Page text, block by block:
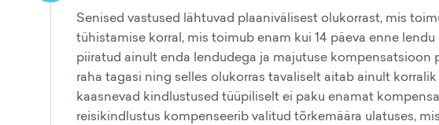
Senised vastused lähtuvad plaanivälisest olukorrast, mis
tühistamise korral, mis toimub enam kui 14 päeva enne
piiratud ainult enda lendudega ja majutuse kompensatsioon
raha tagasi ning selles olukorras tavaliselt aitab ainult
kaasnevad kindlustused tüüpiliselt ei paku enamat
reisikindlustus kompenseerib valitud tõrkemäära ulatuses,